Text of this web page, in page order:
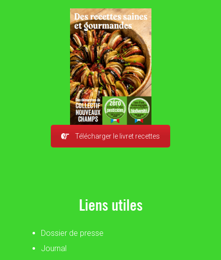
Télécharger le livret recettes
Liens utiles
Dossier de presse
Journal